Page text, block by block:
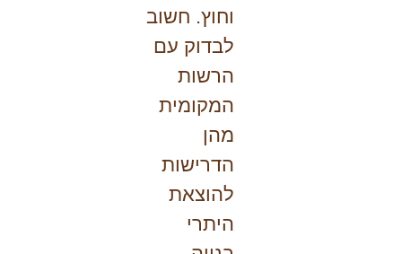
וחוץ. חשוב
לבדוק עם
הרשות
המקומית
מהן
הדרישות
להוצאת
היתרי